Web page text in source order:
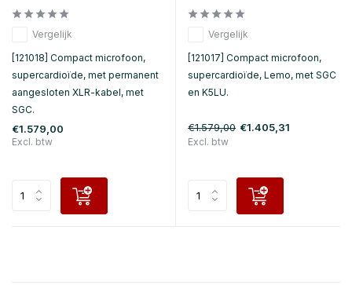
Vergelijk
[121018] Compact microfoon,
supercardioïde, met permanent
aangesloten XLR-kabel, met
SGC.
€1.579,00
Excl. btw
Vergelijk
[121017] Compact microfoon,
supercardioïde, Lemo, met SGC
en K5LU.
€1.579,00 €1.405,31
Excl. btw